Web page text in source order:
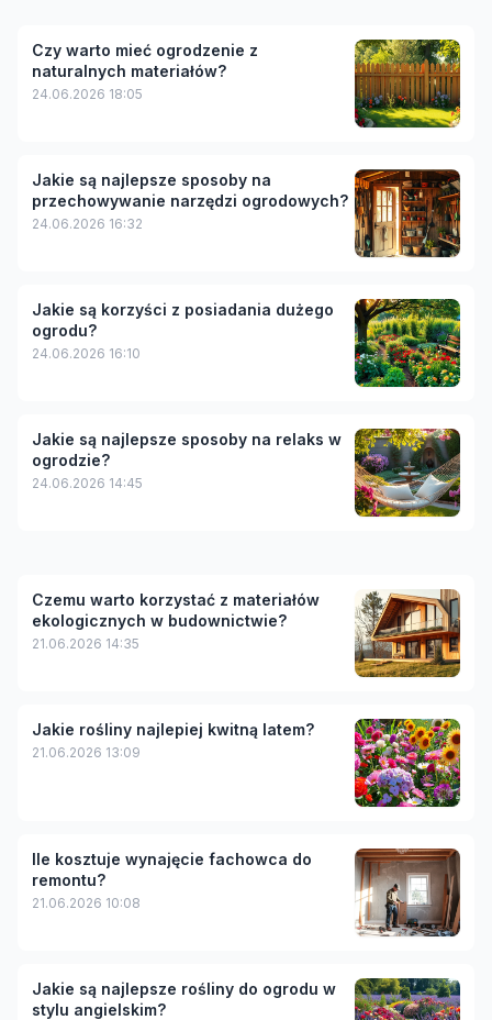
Czy warto mieć ogrodzenie z
naturalnych materiałów?
24.06.2026 18:05
Jakie są najlepsze sposoby na
przechowywanie narzędzi ogrodowych?
24.06.2026 16:32
Jakie są korzyści z posiadania dużego
ogrodu?
24.06.2026 16:10
Jakie są najlepsze sposoby na relaks w
ogrodzie?
24.06.2026 14:45
Czemu warto korzystać z materiałów
ekologicznych w budownictwie?
21.06.2026 14:35
Jakie rośliny najlepiej kwitną latem?
21.06.2026 13:09
Ile kosztuje wynajęcie fachowca do
remontu?
21.06.2026 10:08
Jakie są najlepsze rośliny do ogrodu w
stylu angielskim?